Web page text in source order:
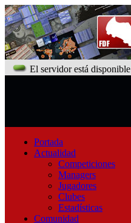
El servidor está disponible
Portada
Actualidad
Competiciones
Managers
Jugadores
Clubes
Estadísticas
Comunidad